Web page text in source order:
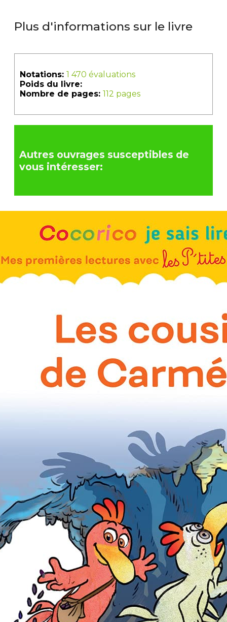
Plus d'informations sur le livre
Notations: 1 470 évaluations
Poids du livre:
Nombre de pages: 112 pages
Autres ouvrages susceptibles de
vous intéresser: